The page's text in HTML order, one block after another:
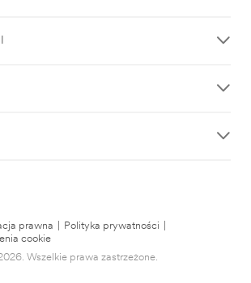
prawna Polityka prywatności
cookie
Wszelkie prawa zastrzeżone.